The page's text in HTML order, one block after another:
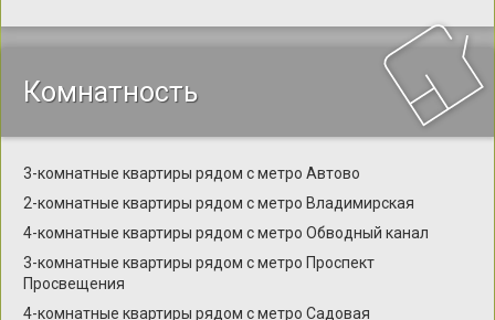
Комнатность
3-комнатные квартиры рядом с метро Автово
2-комнатные квартиры рядом с метро Владимирская
4-комнатные квартиры рядом с метро Обводный канал
3-комнатные квартиры рядом с метро Проспект
Просвещения
4-комнатные квартиры рядом с метро Садовая